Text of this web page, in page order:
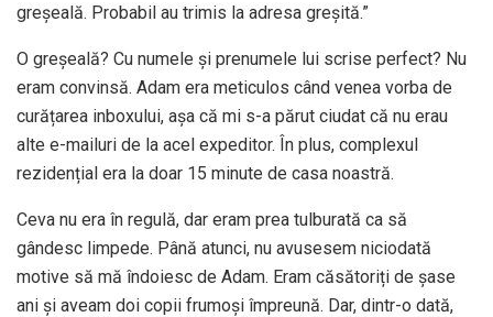
greșeală. Probabil au trimis la adresa greșită.”
O greșeală? Cu numele și prenumele lui scrise perfect? Nu
eram convinsă. Adam era meticulos când venea vorba de
curățarea inboxului, așa că mi s-a părut ciudat că nu erau
alte e-mailuri de la acel expeditor. În plus, complexul
rezidențial era la doar 15 minute de casa noastră.
Ceva nu era în regulă, dar eram prea tulburată ca să
gândesc limpede. Până atunci, nu avusesem niciodată
motive să mă îndoiesc de Adam. Eram căsătoriți de șase
ani și aveam doi copii frumoși împreună. Dar, dintr-o dată,